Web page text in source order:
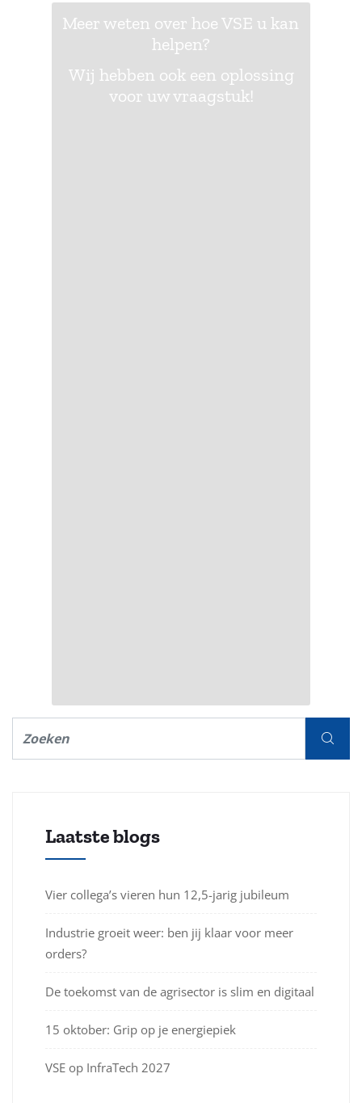
Meer weten over hoe VSE u kan
helpen?
Wij hebben ook een oplossing
voor uw vraagstuk!
Laatste blogs
Vier collega’s vieren hun 12,5-jarig jubileum
Industrie groeit weer: ben jij klaar voor meer
orders?
De toekomst van de agrisector is slim en digitaal
15 oktober: Grip op je energiepiek
VSE op InfraTech 2027